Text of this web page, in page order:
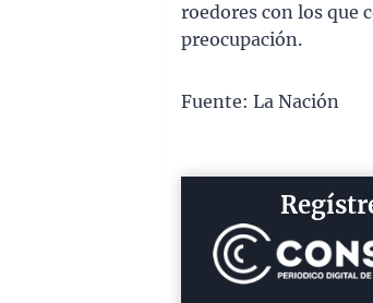
roedores con los que
preocupación.
Fuente: La Nación